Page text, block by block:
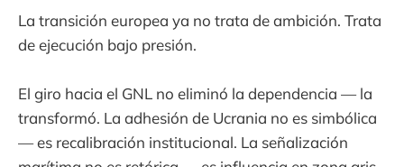
La transición europea ya no trata de ambición. Trata
de ejecución bajo presión.
El giro hacia el GNL no eliminó la dependencia — la
transformó. La adhesión de Ucrania no es simbólica
— es recalibración institucional. La señalización